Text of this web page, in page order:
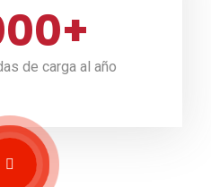
+
de carga al año